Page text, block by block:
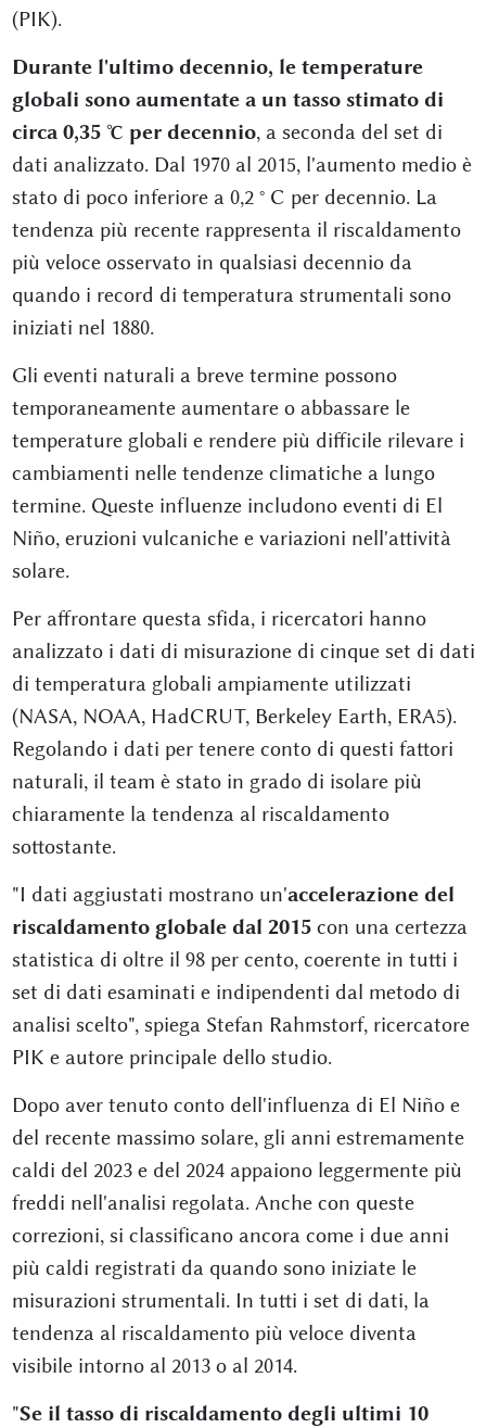
(PIK).
Durante l'ultimo decennio, le temperature
globali sono aumentate a un tasso stimato di
circa 0,35 °C per decennio, a seconda del set di
dati analizzato. Dal 1970 al 2015, l'aumento medio è
stato di poco inferiore a 0,2 ° C per decennio. La
tendenza più recente rappresenta il riscaldamento
più veloce osservato in qualsiasi decennio da
quando i record di temperatura strumentali sono
iniziati nel 1880.
Gli eventi naturali a breve termine possono
temporaneamente aumentare o abbassare le
temperature globali e rendere più difficile rilevare i
cambiamenti nelle tendenze climatiche a lungo
termine. Queste influenze includono eventi di El
Niño, eruzioni vulcaniche e variazioni nell'attività
solare.
Per affrontare questa sfida, i ricercatori hanno
analizzato i dati di misurazione di cinque set di dati
di temperatura globali ampiamente utilizzati
(NASA, NOAA, HadCRUT, Berkeley Earth, ERA5).
Regolando i dati per tenere conto di questi fattori
naturali, il team è stato in grado di isolare più
chiaramente la tendenza al riscaldamento
sottostante.
"I dati aggiustati mostrano un'accelerazione del
riscaldamento globale dal 2015con una certezza
statistica di oltre il 98 per cento, coerente in tutti i
set di dati esaminati e indipendenti dal metodo di
analisi scelto", spiega Stefan Rahmstorf, ricercatore
PIK e autore principale dello studio.
Dopo aver tenuto conto dell'influenza di El Niño e
del recente massimo solare, gli anni estremamente
caldi del 2023 e del 2024 appaiono leggermente più
freddi nell'analisi regolata. Anche con queste
correzioni, si classificano ancora come i due anni
più caldi registrati da quando sono iniziate le
misurazioni strumentali. In tutti i set di dati, la
tendenza al riscaldamento più veloce diventa
visibile intorno al 2013 o al 2014.
"Se il tasso di riscaldamento degli ultimi 10